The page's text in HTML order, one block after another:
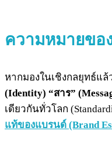
ความหมายขอ
หากมองในเชิงกลยุทธ์แล้
(Identity) “สาร”
เดียวกันทั่วโลก
แท้ของแบรนด์ (Brand